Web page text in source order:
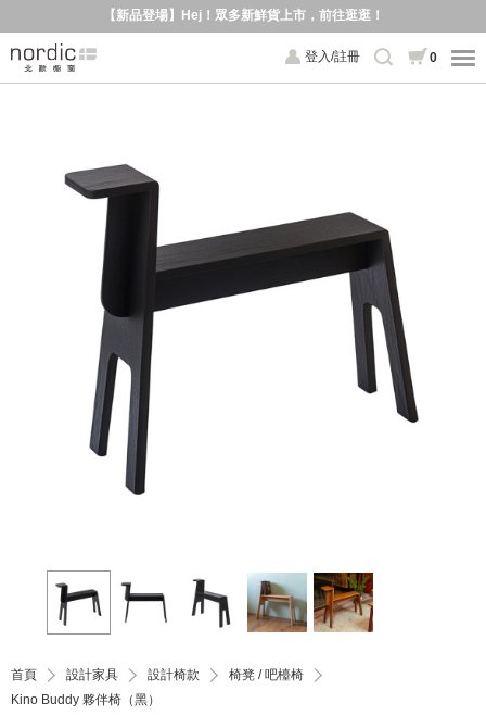
【新品登場】Hej！眾多新鮮貨上市，前往逛逛！
登入/註冊 0
首頁 設計家具 設計椅款
椅凳 / 吧檯椅
Kino Buddy 夥伴椅（黑）